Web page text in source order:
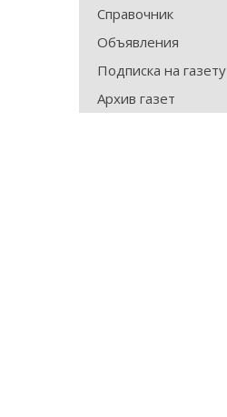
Справочник
Объявления
Подписка на газету
Архив газет